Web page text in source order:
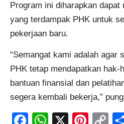
Program ini diharapkan dapat
yang terdampak PHK untuk
pekerjaan baru.
“Semangat kami adalah agar
PHK tetap mendapatkan
bantuan finansial dan
segera kembali bekerja,”